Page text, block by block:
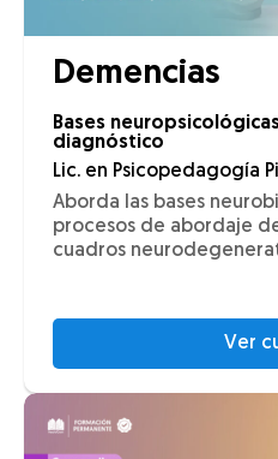
Demencias
Bases
diagnóstico
Lic. en Psicopedagogía
Aborda las bases
procesos de abordaje
cuadros
Ver